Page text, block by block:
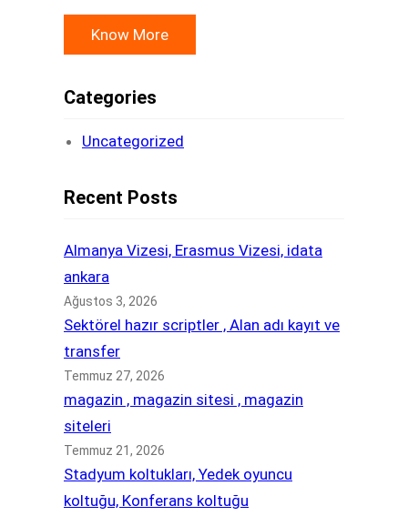
Know More
Categories
Uncategorized
Recent Posts
Almanya Vizesi, Erasmus Vizesi, idata
ankara
Ağustos 3, 2026
Sektörel hazır scriptler , Alan adı kayıt ve
transfer
Temmuz 27, 2026
magazin , magazin sitesi , magazin
siteleri
Temmuz 21, 2026
Stadyum koltukları, Yedek oyuncu
koltuğu, Konferans koltuğu